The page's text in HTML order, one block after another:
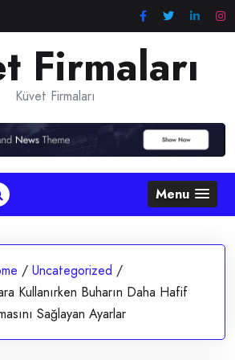
Firmaları
Küvet Firmaları
Menu
/ Uncategorized /
Kullanırken Buharın Daha Hafif
Sağlayan Ayarlar